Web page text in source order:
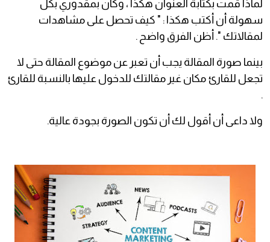
لماذا قمت بكتابة العنوان هكذا ، وكان بمقدوري بكل
سهولة أن أكتب هكذا : " كيف تحصل على مشاهدات
لمقالاتك ". أظن الفرق واضح .
بينما صورة المقالة يجب أن تعبر عن موضوع المقالة حتى لا
تجعل للقارئ مكان غير مقالتك للدخول عليها بالنسبة للقارئ
.
ولا داعى أن أقول لك أن تكون الصورة بجودة عالية.